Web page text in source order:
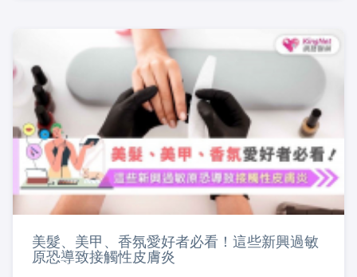
美髮、美甲、香氛愛好者必看！這些新興過敏
原恐導致接觸性皮膚炎